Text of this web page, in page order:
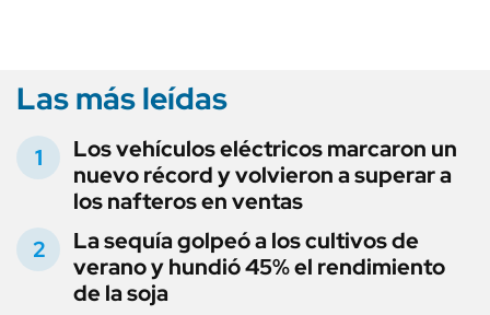
Las más leídas
Los vehículos eléctricos marcaron un
nuevo récord y volvieron a superar a
los nafteros en ventas
La sequía golpeó a los cultivos de
verano y hundió 45% el rendimiento
de la soja